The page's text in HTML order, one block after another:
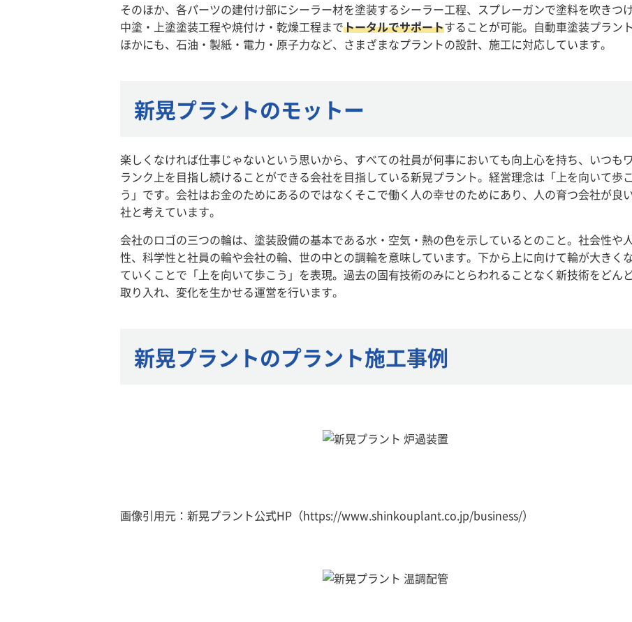
そのほか、各パーツの建付け部にシーラー材を塗装するシーラー工程、スプレーガンで塗料を吹きつ
中塗・上塗塗装工程や焼付け・乾燥工程までトータルでサポートすることが可能。自動車塗装プラン
ほかにも、石油・製紙・電力・原子力など、さまざまなプラントの設計、施工に対応しています。
新晃プラントのモットー
楽しくなければ仕事じゃないという思いから、すべての社員が何事においても向上心を持ち、いつも
ランク上を目指し続けることができる会社を目指している新晃プラント。経営理念は「上を向いて歩こ
う」です。会社はお金のためにあるのではなくそこで働く人の幸せのためにあり、人の育つ会社が良
社と考えています。
会社のロゴの三つの輪は、塗装設備の基本である水・空気・熱の色を示しているとのこと。社会性や
性、科学性と社員の輪や会社の輪、世の中との調輪を意味しています。下から上に向けて輪が大きく
ていくことで「上を向いて歩こう」を表現。過去の固有技術のみにとらわれることなく新技術をどん
取り入れ、変化を生かせる運営を行います。
新晃プラントのプラント施工事例
画像引用元：新晃プラント公式HP（https://www.shinkouplant.co.jp/business/）